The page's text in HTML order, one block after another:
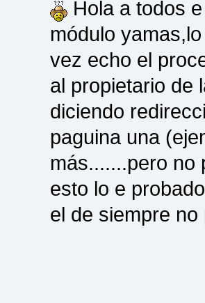
Hola a todos e
módulo
vez echo el
al propietario de
diciendo
paguina una
más.......pero no
esto lo e
el de siempre